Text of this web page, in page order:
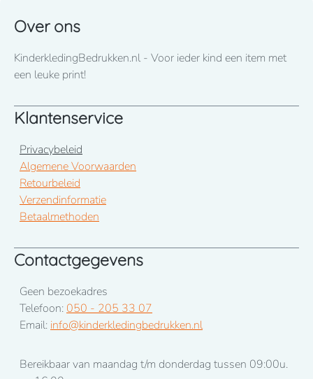
ons op te nemen! 050-2053307
LET OP! Item fuchsia 86 heeft een lange levertijd tot eind
januari 2026
Over ons
KinderkledingBedrukken.nl - Voor ieder kind een item met
een leuke print!
Klantenservice
Privacybeleid
Algemene Voorwaarden
Retourbeleid
Verzendinformatie
Betaalmethoden
Contactgegevens
Geen bezoekadres
Telefoon: 050 - 205 33 07
Email: info@kinderkledingbedrukken.nl
Bereikbaar van maandag t/m donderdag tussen 09:00u.